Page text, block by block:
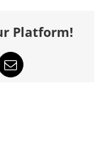
Platform!
Email